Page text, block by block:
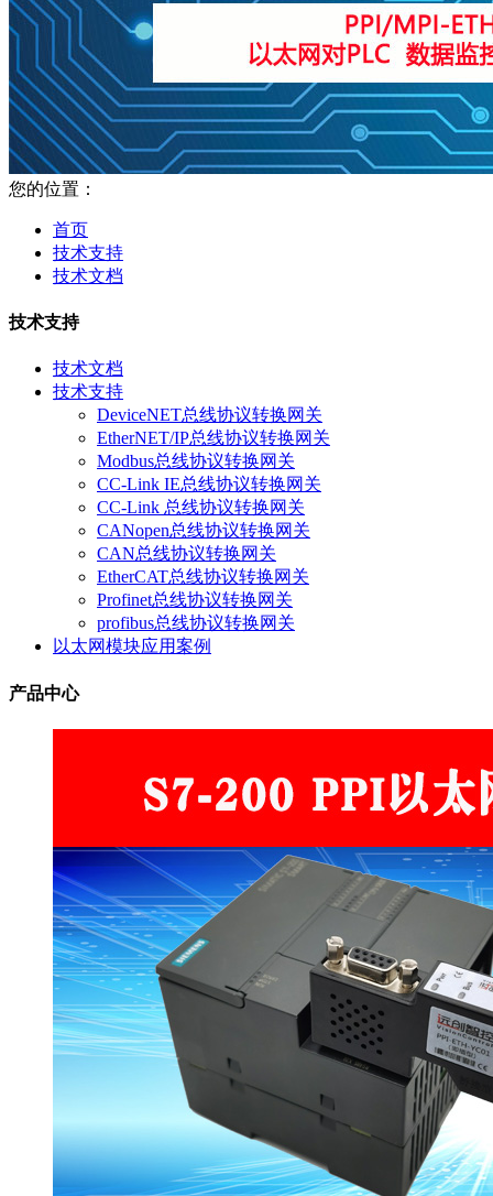
您的位置：
首页
技术支持
技术文档
技术支持
技术文档
技术支持
DeviceNET总线协议转换网关
EtherNET/IP总线协议转换网关
Modbus总线协议转换网关
CC-Link IE总线协议转换网关
CC-Link 总线协议转换网关
CANopen总线协议转换网关
CAN总线协议转换网关
EtherCAT总线协议转换网关
Profinet总线协议转换网关
profibus总线协议转换网关
以太网模块应用案例
产品中心